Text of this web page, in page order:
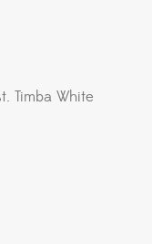
Timba White